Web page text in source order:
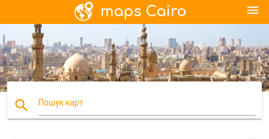
menu
search Пошук карт